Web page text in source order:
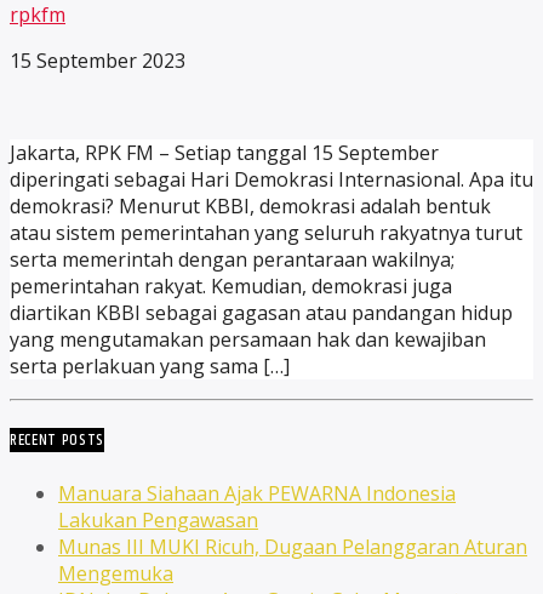
rpkfm
15 September 2023
Jakarta, RPK FM – Setiap tanggal 15 September
diperingati sebagai Hari Demokrasi Internasional. Apa itu
demokrasi? Menurut KBBI, demokrasi adalah bentuk
atau sistem pemerintahan yang seluruh rakyatnya turut
serta memerintah dengan perantaraan wakilnya;
pemerintahan rakyat. Kemudian, demokrasi juga
diartikan KBBI sebagai gagasan atau pandangan hidup
yang mengutamakan persamaan hak dan kewajiban
serta perlakuan yang sama […]
RECENT POSTS
Manuara Siahaan Ajak PEWARNA Indonesia
Lakukan Pengawasan
Munas III MUKI Ricuh, Dugaan Pelanggaran Aturan
Mengemuka